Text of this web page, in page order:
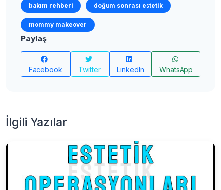
bakım rehberi doğum sonrası estetik
mommy makeover
Paylaş
Facebook Twitter LinkedIn WhatsApp
İlgili Yazılar